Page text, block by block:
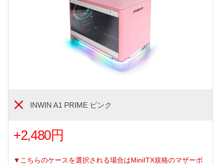
INWIN A1 PRIME ピンク
+2,480円
▼こちらのケースを選択される場合はMiniITX規格のマザーボ